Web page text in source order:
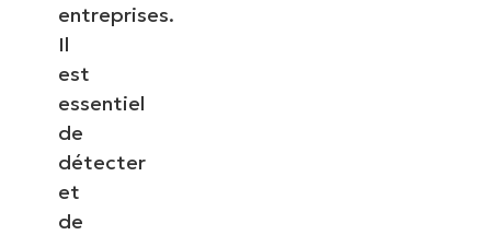
entreprises.
Il
est
essentiel
de
détecter
et
de